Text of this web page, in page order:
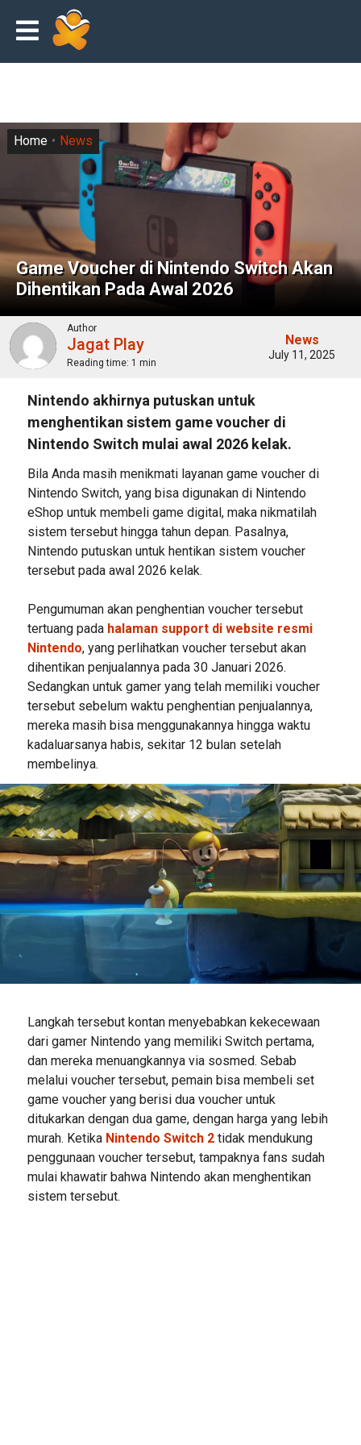
Game Voucher di Nintendo Switch Akan
Dihentikan Pada Awal 2026
Home News
Author
Jagat Play
Reading time: 1 min
News
July 11, 2025
Nintendo akhirnya putuskan untuk
menghentikan sistem game voucher di
Nintendo Switch mulai awal 2026 kelak.
Bila Anda masih menikmati layanan game voucher di
Nintendo Switch, yang bisa digunakan di Nintendo
eShop untuk membeli game digital, maka nikmatilah
sistem tersebut hingga tahun depan. Pasalnya,
Nintendo putuskan untuk hentikan sistem voucher
tersebut pada awal 2026 kelak.
Pengumuman akan penghentian voucher tersebut
tertuang pada halaman support di website resmi
Nintendo, yang perlihatkan voucher tersebut akan
dihentikan penjualannya pada 30 Januari 2026.
Sedangkan untuk gamer yang telah memiliki voucher
tersebut sebelum waktu penghentian penjualannya,
mereka masih bisa menggunakannya hingga waktu
kadaluarsanya habis, sekitar 12 bulan setelah
membelinya.
Langkah tersebut kontan menyebabkan kekecewaan
dari gamer Nintendo yang memiliki Switch pertama,
dan mereka menuangkannya via sosmed. Sebab
melalui voucher tersebut, pemain bisa membeli set
game voucher yang berisi dua voucher untuk
ditukarkan dengan dua game, dengan harga yang lebih
murah. Ketika Nintendo Switch 2 tidak mendukung
penggunaan voucher tersebut, tampaknya fans sudah
mulai khawatir bahwa Nintendo akan menghentikan
sistem tersebut.